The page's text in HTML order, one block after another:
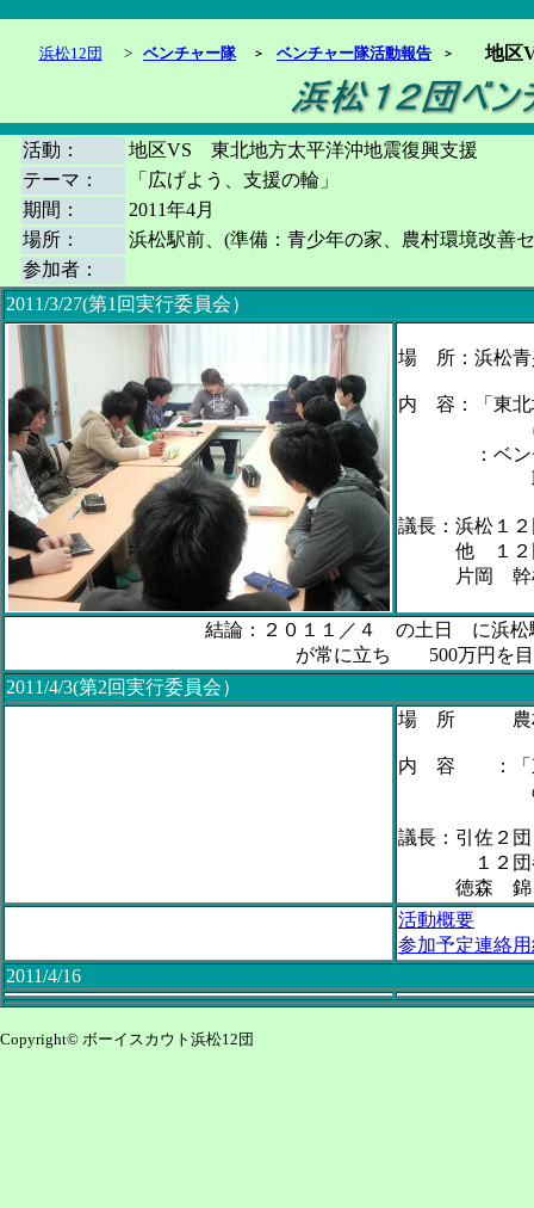
浜松12団 > ベンチャー隊 ＞ ベンチャー隊活動報告 ＞ 地区
活動：
地区VS 東北地方太平洋沖地震復興支援
テーマ：
「広げよう、支援の輪」
期間：
2011年4月
場所：
浜松駅前、(準備：青少年の家、農村環境改善
参加者：
2011/3/27(第1回実行委員会）
場 所：浜松青
内 容：「東
に何が
：ベンチャ
取り組
議長：浜松１
他 １２団
片岡 幹雄
結論：２０１１／４ の土日 に浜
が常に立ち 500万円を目標
2011/4/3(第2回実行委員会）
場 所 農村
内 容 ：「東
の具体
議長：引佐２
１２団参
徳森 錦
活動概要
参加予定連絡
2011/4/16
Copyright© ボーイスカウト浜松12団